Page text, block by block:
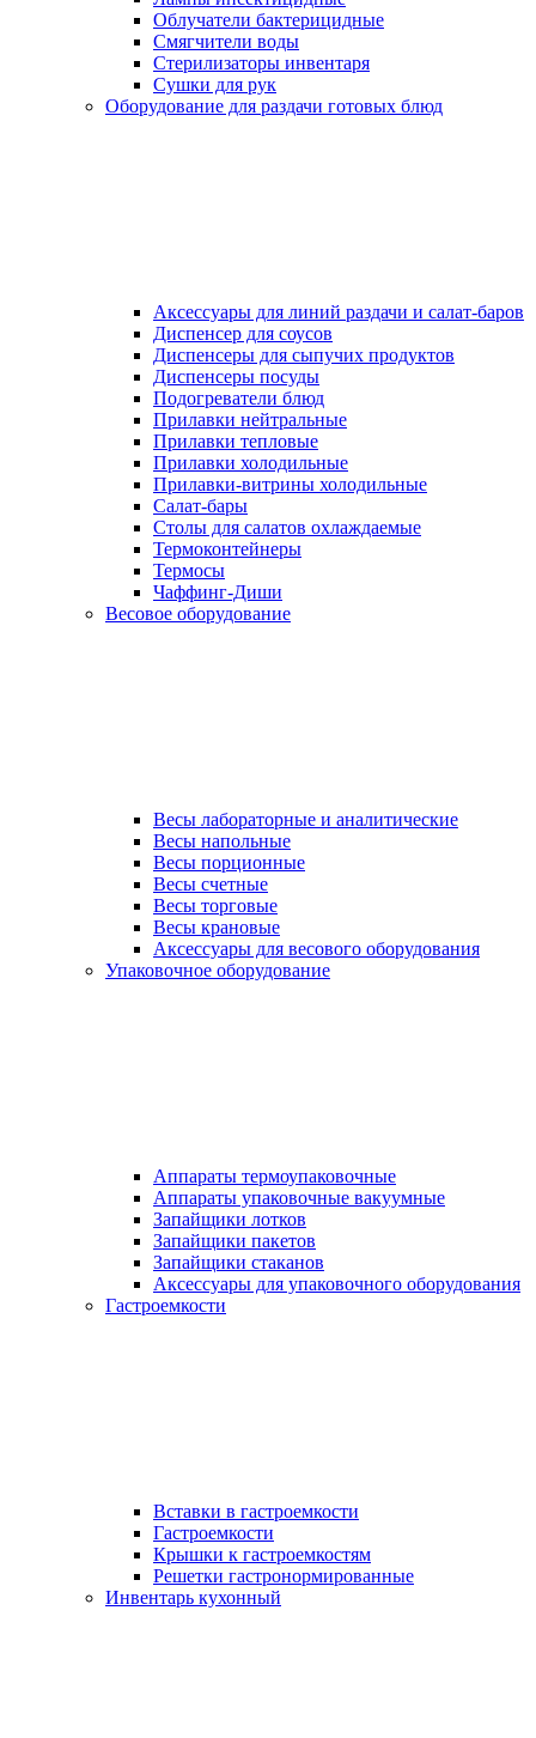
Облучатели бактерицидные
Смягчители воды
Стерилизаторы инвентаря
Сушки для рук
Оборудование для раздачи готовых блюд
Аксессуары для линий раздачи и салат-баров
Диспенсер для соусов
Диспенсеры для сыпучих продуктов
Диспенсеры посуды
Подогреватели блюд
Прилавки нейтральные
Прилавки тепловые
Прилавки холодильные
Прилавки-витрины холодильные
Салат-бары
Столы для салатов охлаждаемые
Термоконтейнеры
Термосы
Чаффинг-Диши
Весовое оборудование
Весы лабораторные и аналитические
Весы напольные
Весы порционные
Весы счетные
Весы торговые
Весы крановые
Аксессуары для весового оборудования
Упаковочное оборудование
Аппараты термоупаковочные
Аппараты упаковочные вакуумные
Запайщики лотков
Запайщики пакетов
Запайщики стаканов
Аксессуары для упаковочного оборудования
Гастроемкости
Вставки в гастроемкости
Гастроемкости
Крышки к гастроемкостям
Решетки гастронормированные
Инвентарь кухонный